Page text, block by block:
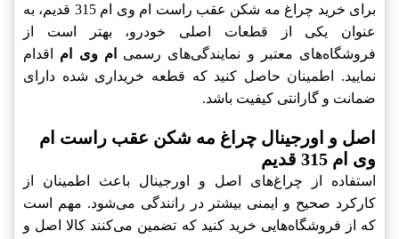
برای خرید چراغ مه شکن عقب راست ام وی ام 315 قدیم، به
عنوان یکی از قطعات اصلی خودرو، بهتر است از
فروشگاه‌های معتبر و نمایندگی‌های رسمی
ام وی ام اقدام
نمایید. اطمینان حاصل کنید که قطعه خریداری شده دارای
ضمانت و گارانتی کیفیت باشد.
اصل و اورجینال چراغ مه شکن عقب راست ام
وی ام 315 قدیم
استفاده از چراغ‌های اصل و اورجینال باعث اطمینان از
کارکرد صحیح و ایمنی بیشتر در رانندگی می‌شود. مهم است
که از فروشگاه‌هایی خرید کنید که تضمین می‌کنند کالا اصل و